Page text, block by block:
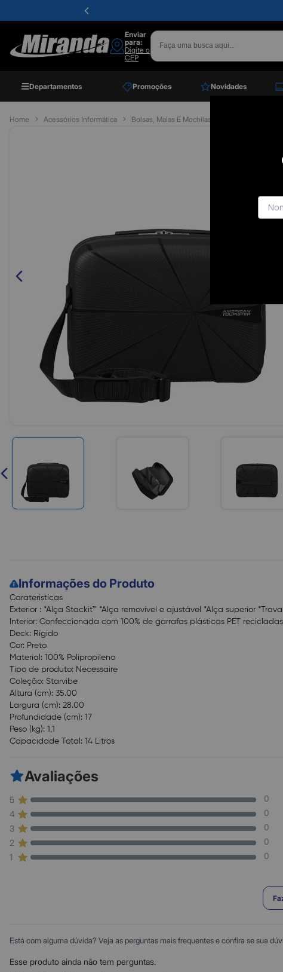
Enviar
para:
Digite o
CEP
Departamentos Promoções Novidades
Home Acessórios Informática Bolsas, Malas E Mochilas
Informações do Produto
Carateristicas
Exterior : *Alça Stackit™ *Alça removível e ajustável *Alça superior
Interior: Confeccionada com 100% de garrafas plásticas PET
Deck: Rígido
Cor: Preto
Material: 100% Polipropileno
Tipo de produto: Necessaire
Coleção: Starvibe
Altura (cm): 35.00
Largura (cm): 28.00
Profundidade (cm): 17
Peso (kg): 1,1
Capacidade Total: 14 Litros
Avaliações
5
0
4
0
3
0
2
0
1
0
Está com alguma dúvida? Veja as perguntas mais frequentes e confira se sua
Esse produto ainda não tem perguntas.